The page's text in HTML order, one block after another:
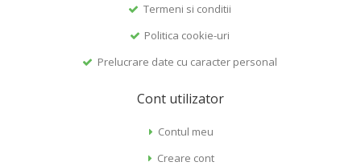
Termeni si conditii
Politica cookie-uri
Prelucrare date cu caracter personal
Cont utilizator
Contul meu
Creare cont